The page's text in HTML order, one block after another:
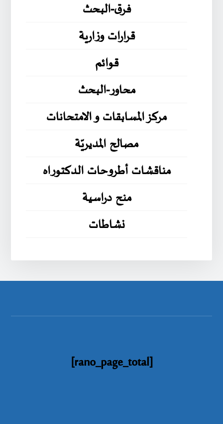
فرق-البحث
قرارات وزارية
قوائم
محاور-البحث
مركز المسابقات و الامتحانات
مصالح المديريّة
مناقشات أطروحات الدكتوراه
منح دراسية
نشاطات
[rano_page_total]